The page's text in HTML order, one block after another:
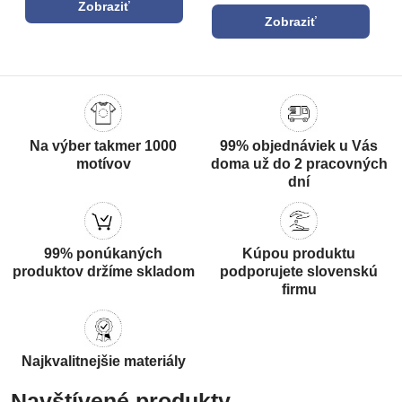
Zobraziť
Zobraziť
Na výber takmer 1000
motívov
99% objednáviek u Vás
doma už do 2 pracovných
dní
99% ponúkaných
produktov držíme skladom
Kúpou produktu
podporujete slovenskú
firmu
Najkvalitnejšie materiály